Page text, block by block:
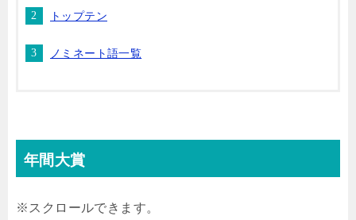
トップテン
ノミネート語一覧
年間大賞